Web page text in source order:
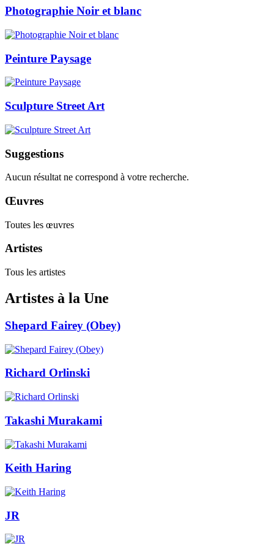
Photographie Noir et blanc
Peinture Paysage
Sculpture Street Art
Suggestions
Aucun résultat ne correspond à votre recherche.
Œuvres
Toutes les œuvres
Artistes
Tous les artistes
Artistes à la Une
Shepard Fairey (Obey)
Richard Orlinski
Takashi Murakami
Keith Haring
JR